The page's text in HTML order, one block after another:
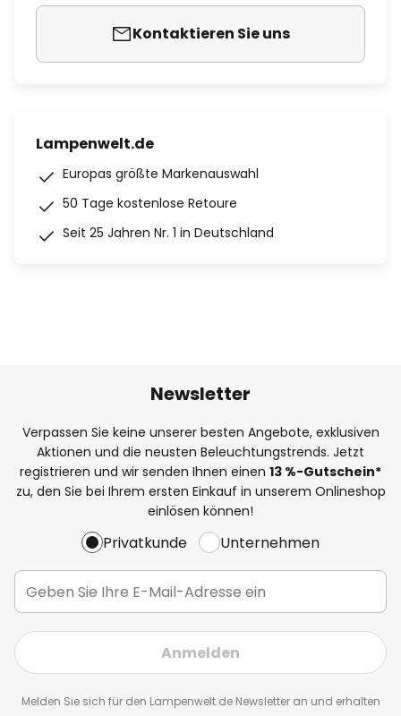
Kontaktieren Sie uns
Lampenwelt.de
Europas größte Markenauswahl
50 Tage kostenlose Retoure
Seit 25 Jahren Nr. 1 in Deutschland
Newsletter
Verpassen Sie keine unserer besten Angebote, exklusiven
Aktionen und die neusten Beleuchtungstrends. Jetzt
registrieren und wir senden Ihnen einen 13 %-Gutschein*
zu, den Sie bei Ihrem ersten Einkauf in unserem Onlineshop
einlösen können!
Privatkunde Unternehmen
Anmelden
Melden Sie sich für den Lampenwelt.de Newsletter an und erhalten